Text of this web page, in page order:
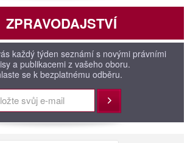
ZPRAVODAJSTVÍ
každý týden seznámí s novými právními
a publikacemi z vašeho oboru.
se k bezplatnému odběru.
Přihlásit